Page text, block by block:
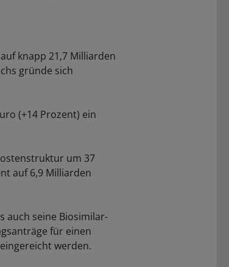
knapp 21,7 Milliarden
gründe sich
(+14 Prozent) ein
um 37
auf 6,9 Milliarden
auch seine Biosimilar-
für einen
werden.